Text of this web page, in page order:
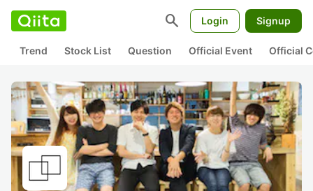
search Login Signup
Trend Stock List Question Official Event Official